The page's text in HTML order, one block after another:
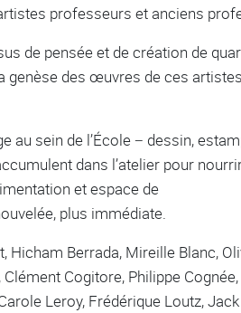
professeurs et anciens
de pensée et de création de
genèse des œuvres de ces
au sein de l’École − dessin,
dans l’atelier pour
et espace de
plus immédiate.
Hicham Berrada, Mireille Blanc,
Cogitore, Philippe
Leroy, Frédérique Loutz,